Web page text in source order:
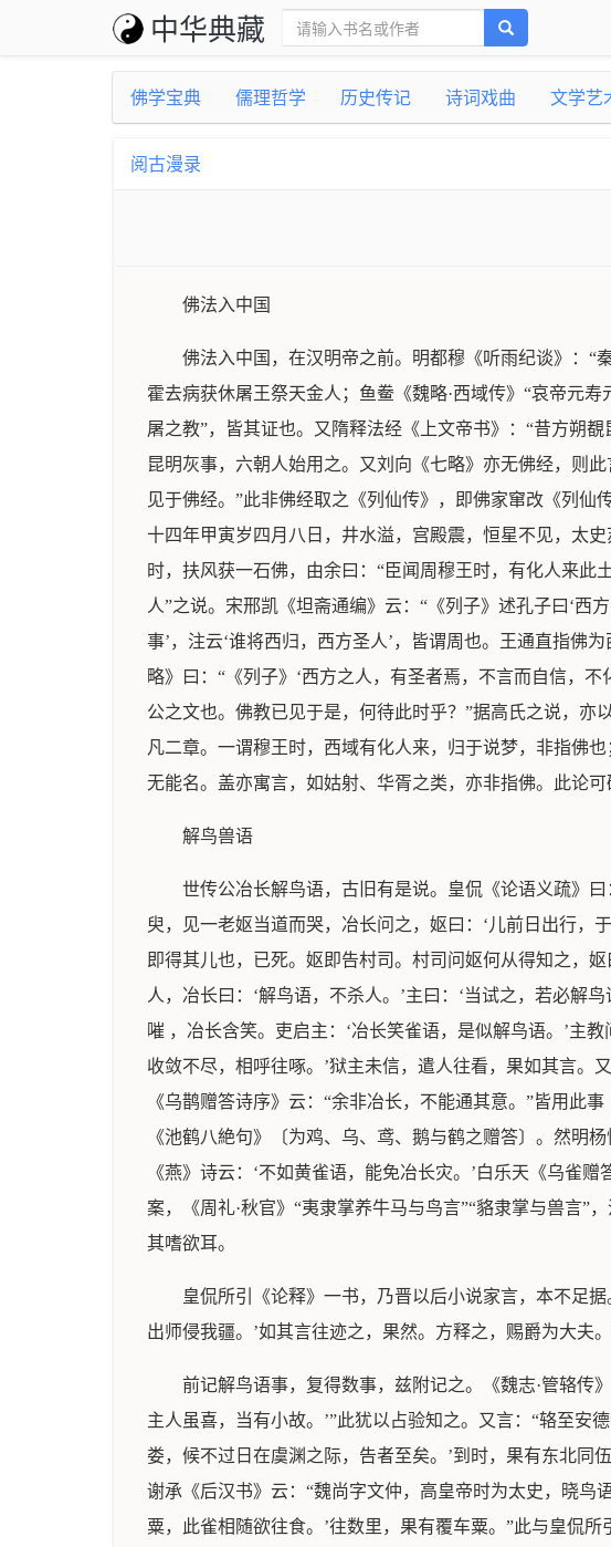
中华典藏
佛学宝典 儒理哲学 历史传记 诗词戏曲 文学艺
阅古漫录
佛法入中国
佛法入中国，在汉明帝之前。明都穆《听雨纪谈》：“
霍去病获休屠王祭天金人；鱼鲞《魏略·西域传》“哀帝元
屠之教”，皆其证也。又隋释法经《上文帝书》：“昔方朔
昆明灰事，六朝人始用之。又刘向《七略》亦无佛经，则
见于佛经。”此非佛经取之《列仙传》，即佛家窜改《列
十四年甲寅岁四月八日，井水溢，宫殿震，恒星不见，太
时，扶风获一石佛，由余曰：“臣闻周穆王时，有化人来此
人”之说。宋邢凯《坦斋通编》云：“《列子》述孔子曰‘西
事’，注云‘谁将西归，西方圣人’，皆谓周也。王通直指佛
略》曰：“《列子》‘西方之人，有圣者焉，不言而自信，
公之文也。佛教已见于是，何待此时乎？”据高氏之说，亦
凡二章。一谓穆王时，西域有化人来，归于说梦，非指佛
无能名。盖亦寓言，如姑射、华胥之类，亦非指佛。此论
解鸟兽语
世传公冶长解鸟语，古旧有是说。皇侃《论语义疏》
臾，见一老妪当道而哭，冶长问之，妪曰：‘儿前日出行，
即得其儿也，已死。妪即告村司。村司问妪何从得知之，
人，冶长曰：‘解鸟语，不杀人。’主曰：‘当试之，若必解
嗺 ，冶长含笑。吏启主：‘冶长笑雀语，是似解鸟语。’主
收敛不尽，相呼往啄。’狱主未信，遣人往看，果如其言。
《乌鹊赠答诗序》云：“余非冶长，不能通其意。”皆用此
《池鹤八絶句》〔为鸡、乌、鸢、鹅与鹤之赠答〕。然明
《燕》诗云：‘不如黄雀语，能免冶长灾。’白乐天《乌雀
案，《周礼·秋官》“夷隶掌养牛马与鸟言”“貉隶掌与兽言”
其嗜欲耳。
皇侃所引《论释》一书，乃晋以后小说家言，本不足
出师侵我疆。’如其言往迹之，果然。方释之，赐爵为大夫
前记解鸟语事，复得数事，兹附记之。《魏志·管辂传
主人虽喜，当有小故。’”此犹以占验知之。又言：“辂至安
娄，候不过日在虞渊之际，告者至矣。’到时，果有东北同
谢承《后汉书》云：“魏尚字文仲，高皇帝时为太史，晓鸟
粟，此雀相随欲往食。’往数里，果有覆车粟。”此与皇侃